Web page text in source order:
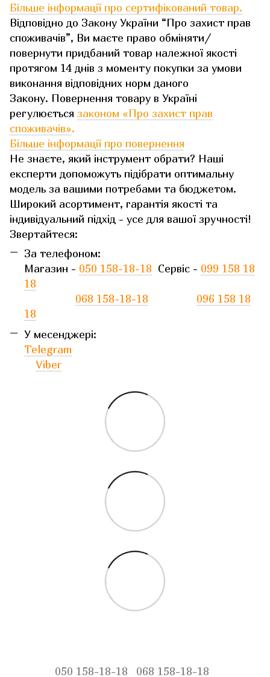
Більше інформації про сертифікований товар.
Відповідно до Закону України “Про захист прав
споживачів”, Ви маєте право обміняти/
повернути придбаний товар належної якості
протягом 14 днів з моменту покупки за умови
виконання відповідних норм даного
Закону. Повернення товару в Україні
регулюється законом «Про захист прав
споживачів».
Більше інформації про повернення
Не знаєте, який інструмент обрати? Наші
експерти допоможуть підібрати оптимальну
модель за вашими потребами та бюджетом.
Широкий асортимент, гарантія якості та
індивідуальний підхід - усе для вашої зручності!
Звертайтеся:
За телефоном:
Магазин - 050 158-18-18 Сервіс - 099 158 18
18
068 158-18-18
096 158 18
18
У месенджері:
Telegram
Viber
050 158-18-18 068 158-18-18